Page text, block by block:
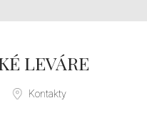
LEVÁRE
Kontakty